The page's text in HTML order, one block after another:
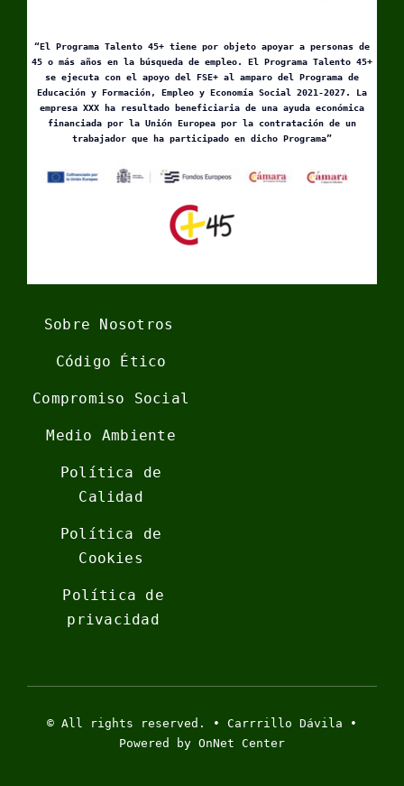
“El Programa Talento 45+ tiene por objeto apoyar a personas de
45 o más años en la búsqueda de empleo. El Programa Talento 45+
se ejecuta con el apoyo del FSE+ al amparo del Programa de
Educación y Formación, Empleo y Economía Social 2021-2027. La
empresa XXX ha resultado beneficiaria de una ayuda económica
financiada por la Unión Europea por la contratación de un
trabajador que ha participado en dicho Programa”
Sobre Nosotros
Código Ético
Compromiso Social
Medio Ambiente
Política de
Calidad
Política de
Cookies
Política de
privacidad
© All rights reserved. • Carrrillo Dávila •
Powered by OnNet Center